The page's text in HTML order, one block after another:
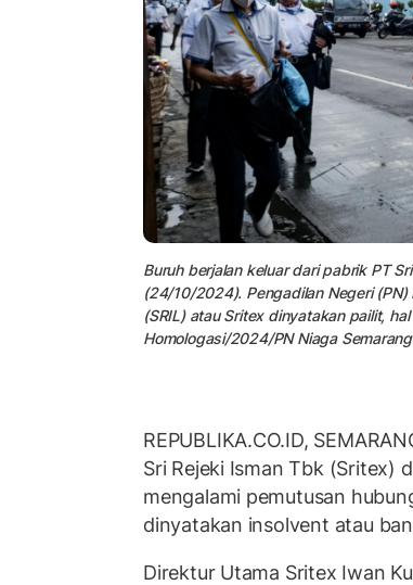
Buruh berjalan keluar dari pabrik PT
(24/10/2024). Pengadilan Negeri
(SRIL) atau Sritex dinyatakan pailit,
Homologasi/2024/PN Niaga
REPUBLIKA.CO.ID,
Sri Rejeki Isman Tbk (Sritex)
mengalami pemutusan
dinyatakan insolvent atau
Direktur Utama Sritex Iwan